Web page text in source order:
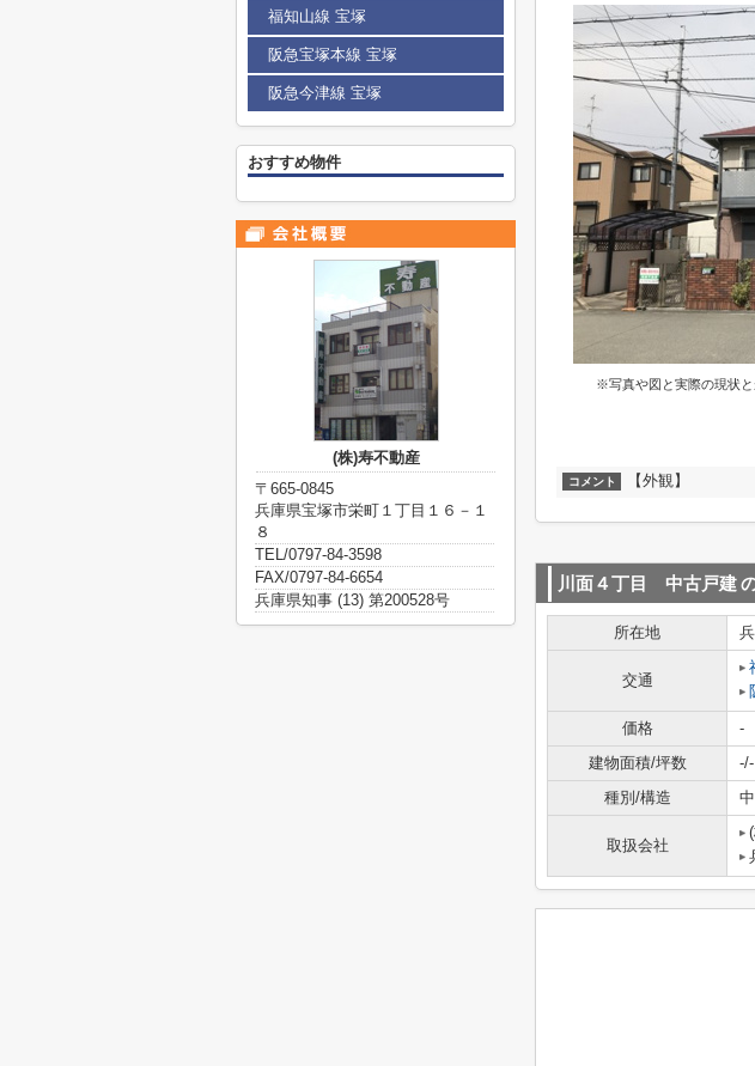
※写真や図と実際の現状
コメント 【外観】
川面４丁目 中古戸建
所在地
交通
価格 -
建物面積/坪数
-/-
種別/構造
取扱会社
福知山線 宝塚
阪急宝塚本線 宝塚
阪急今津線 宝塚
おすすめ物件
(株)寿不動産
〒665-0845
兵庫県宝塚市栄町１丁目１６－１
８
TEL/0797-84-3598
FAX/0797-84-6654
兵庫県知事 (13) 第200528号